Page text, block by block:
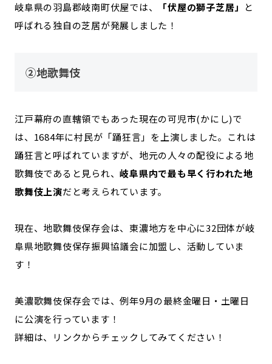
岐阜県の羽島郡岐南町伏屋では、 「伏屋の獅子芝居」
と
呼ばれる独自の芝居が発展しました！
②地歌舞伎
江戸幕府の直轄領でもあった現在の可児市(かにし)で
は、1684年に村民が「踊狂言」を上演しました。これは
踊狂言と呼ばれていますが、地元の人々の配役による地
歌舞伎であると見られ、岐阜県内で最も早く行われた地
歌舞伎上演だと考えられています。
現在、地歌舞伎保存会は、東濃地方を中心に32団体が岐
阜県地歌舞伎保存振興協議会に加盟し、活動していま
す！
美濃歌舞伎保存会では、例年9月の最終金曜日・土曜日
に公演を行っています！
詳細は、リンクからチェックしてみてください！